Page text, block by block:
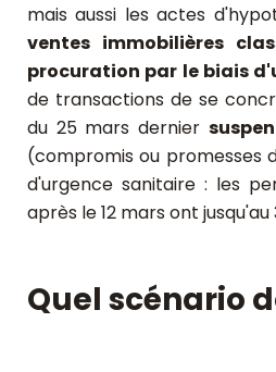
mais aussi les actes
ventes immobilières
procuration par le biais
de transactions de se
du 25 mars dernier
(compromis ou promesses
d'urgence sanitaire : les
après le 12 mars ont
Quel scénario